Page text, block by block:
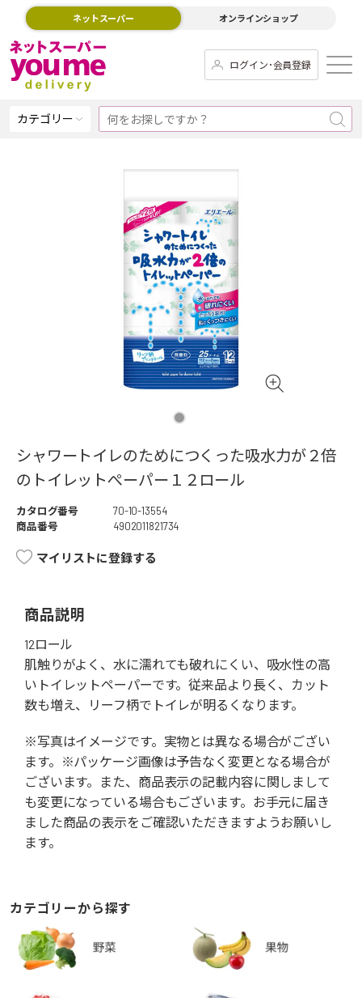
ネットスーパー オンラインショップ
ログイン･会員登録
カテゴリー
シャワートイレのためにつくった吸水力が２倍
のトイレットぺーパー１２ロール
カタログ番号
70-10-13554
商品番号
4902011821734
マイリストに登録する
商品説明
12ロール
肌触りがよく、水に濡れても破れにくい、吸水性の高
いトイレットペーパーです。従来品より長く、カット
数も増え、リーフ柄でトイレが明るくなります。
※写真はイメージです。実物とは異なる場合がござい
ます。※パッケージ画像は予告なく変更となる場合が
ございます。また、商品表示の記載内容に関しまして
も変更になっている場合もございます。お手元に届き
ました商品の表示をご確認いただきますようお願いし
ます。
カテゴリーから探す